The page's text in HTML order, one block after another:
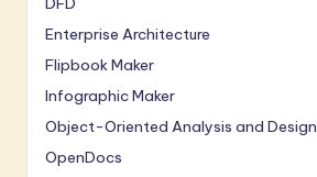
Enterprise Architecture
Flipbook Maker
Infographic Maker
Object-Oriented Analysis and Design
OpenDocs